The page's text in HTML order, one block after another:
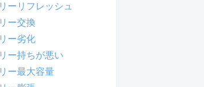
ーリフレッシュ
ー交換
ー劣化
ー持ちが悪い
ー最大容量